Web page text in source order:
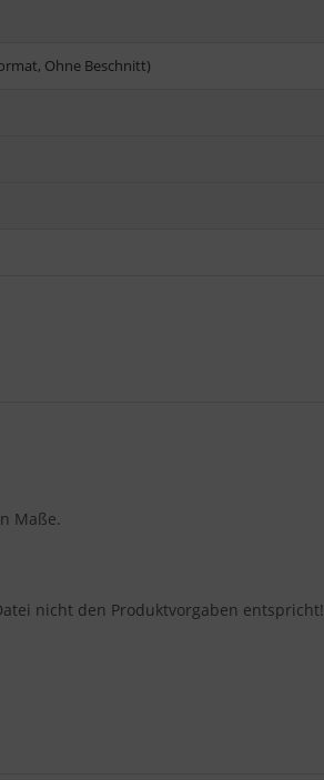
Ohne Beschnitt)
Maße.
nicht den Produktvorgaben entspricht!